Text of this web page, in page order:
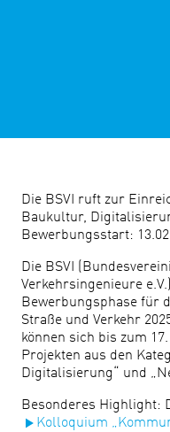
Die BSVI ruft zur
Baukultur,
Bewerbungsstart:
Die BSVI
Verkehrsingenieure
Bewerbungsphase für
Straße und Verkehr
können sich bis zum
Projekten aus den
Digitalisierung“ und
Besonderes Highlight:
Kolloquium